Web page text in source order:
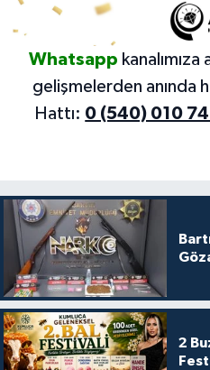
Whatsapp
gelişmelerden anında
Hattı: 0 (540) 010
2